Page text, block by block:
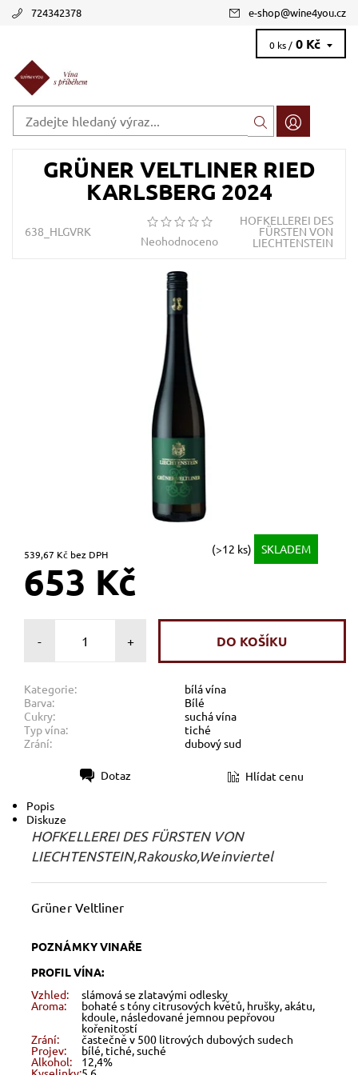
724342378 e-shop@wine4you.cz
0 ks / 0 Kč
GRÜNER VELTLINER RIED
KARLSBERG 2024
638_HLGVRK
Neohodnoceno
HOFKELLEREI DES
FÜRSTEN VON
LIECHTENSTEIN
539,67 Kč bez DPH (>12 ks) SKLADEM
653 Kč
- +
Kategorie:
bílá vína
Barva:
Bílé
Cukry:
suchá vína
Typ vína:
tiché
Zrání:
dubový sud
Dotaz Hlídat cenu
Popis
Diskuze
HOFKELLEREI DES FÜRSTEN VON
LIECHTENSTEIN,Rakousko,Weinviertel
Grüner Veltliner
POZNÁMKY VINAŘE
PROFIL VÍNA:
Vzhled:
slámová se zlatavými odlesky
Aroma: bohaté s tóny citrusových květů, hrušky, akátu,
kdoule, následované jemnou pepřovou
kořenitostí
Zrání: častečně v 500 litrových dubových sudech
Projev: bílé, tiché, suché
Alkohol: 12,4%